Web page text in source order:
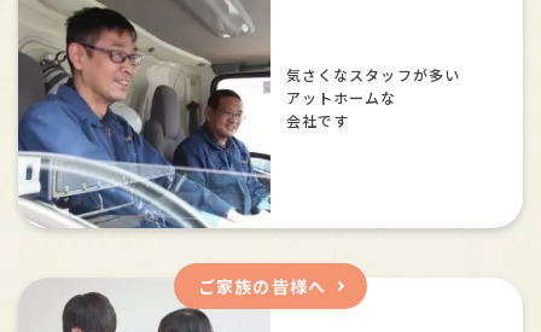
気さくなスタッフが多い
アットホームな
会社です
ご家族の皆様へ